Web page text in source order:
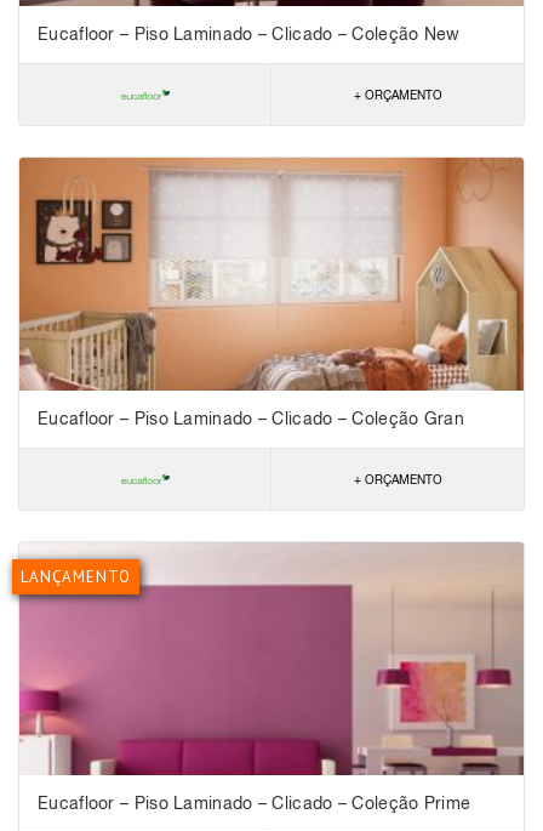
Eucafloor – Piso Laminado – Clicado – Coleção New
+ ORÇAMENTO
Eucafloor – Piso Laminado – Clicado – Coleção Gran
+ ORÇAMENTO
LANÇAMENTO
Eucafloor – Piso Laminado – Clicado – Coleção Prime